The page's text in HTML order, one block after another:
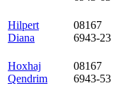
Hilpert
Diana
08167
6943-23
Hoxhaj
Qendrim
08167
6943-53